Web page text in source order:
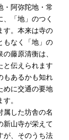
・阿弥陀地・常
「地」のつく
す。本来は寺の
もなく「地」の
藤原清衡は、
と伝えられます
もあるかも知れ
めに交通の要地
。
属した坊舎の名
新山寺が栄えて
が、そのうち法